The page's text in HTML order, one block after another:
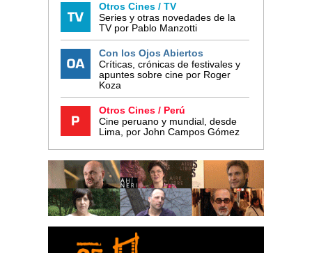
Otros Cines / TV
Series y otras novedades de la
TV por Pablo Manzotti
Con los Ojos Abiertos
Críticas, crónicas de festivales y
apuntes sobre cine por Roger
Koza
Otros Cines / Perú
Cine peruano y mundial, desde
Lima, por John Campos Gómez